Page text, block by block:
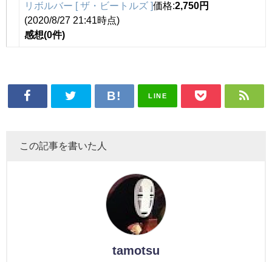
リボルバー [ ザ・ビートルズ ]価格:2,750円
(2020/8/27 21:41時点)
感想(0件)
LINE
この記事を書いた人
tamotsu